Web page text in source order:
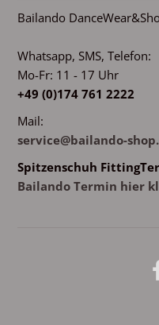
Bailando
Whatsapp, SMS, Telefon:
Mo-Fr: 11 - 17 Uhr
+49 (0)174 761 2222
Mail:
service@bailando-
Spitzenschuh
Bailando Termin hier